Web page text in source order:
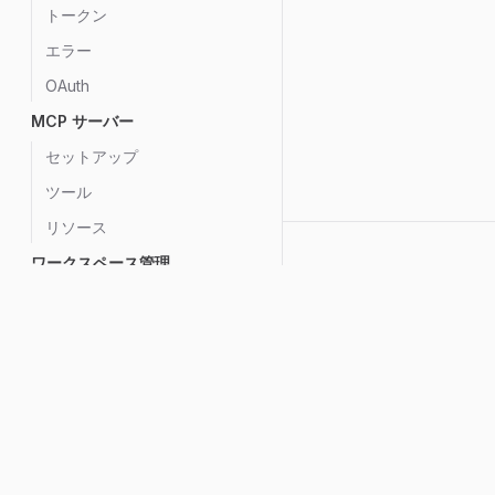
トークン
エラー
OAuth
MCP サーバー
セットアップ
ツール
リソース
ワークスペース管理